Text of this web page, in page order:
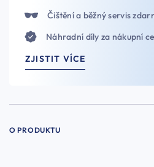
Čištění a běžný servis
Náhradní díly za nákupní
ZJISTIT VÍCE
O PRODUKTU